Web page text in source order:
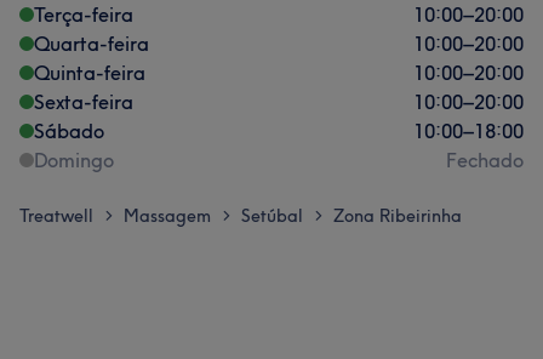
Terça-feira
10:00–20:00
Quarta-feira
10:00–20:00
Quinta-feira
10:00–20:00
Sexta-feira
10:00–20:00
Sábado
10:00–18:00
Domingo
Fechado
Treatwell > Massagem > Setúbal > Zona Ribeirinha